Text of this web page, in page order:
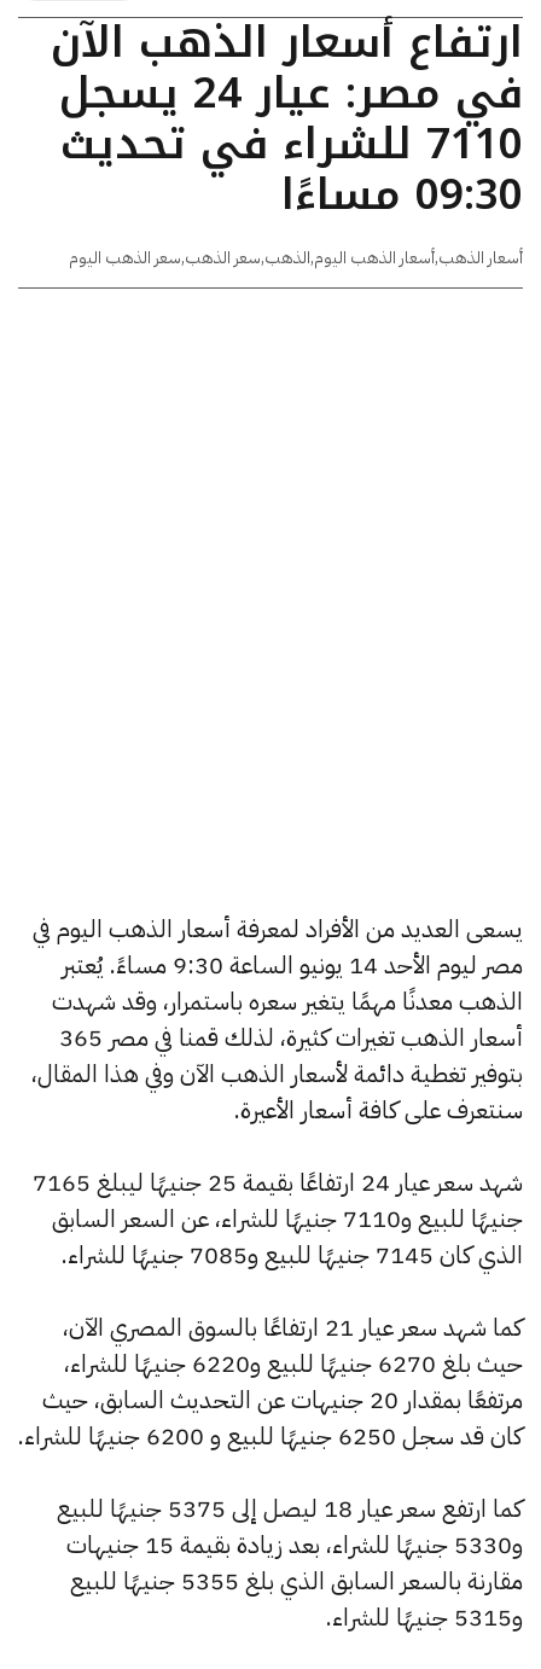
ارتفاع أسعار الذهب الآن
في مصر: عيار 24 يسجل
7110 للشراء في تحديث
09:30 مساءًا
أسعار الذهب,أسعار الذهب اليوم,الذهب,سعر الذهب,سعر الذهب اليوم
يسعى العديد من الأفراد لمعرفة أسعار الذهب اليوم في
مصر ليوم الأحد 14 يونيو الساعة 9:30 مساءً. يُعتبر
الذهب معدنًا مهمًا يتغير سعره باستمرار، وقد شهدت
أسعار الذهب تغيرات كثيرة، لذلك قمنا في مصر 365
بتوفير تغطية دائمة لأسعار الذهب الآن وفي هذا المقال،
سنتعرف على كافة أسعار الأعيرة.
شهد سعر عيار 24 ارتفاعًا بقيمة 25 جنيهًا ليبلغ 7165
جنيهًا للبيع و7110 جنيهًا للشراء، عن السعر السابق
الذي كان 7145 جنيهًا للبيع و7085 جنيهًا للشراء.
كما شهد سعر عيار 21 ارتفاعًا بالسوق المصري الآن،
حيث بلغ 6270 جنيهًا للبيع و6220 جنيهًا للشراء،
مرتفعًا بمقدار 20 جنيهات عن التحديث السابق، حيث
كان قد سجل 6250 جنيهًا للبيع و 6200 جنيهًا للشراء.
كما ارتفع سعر عيار 18 ليصل إلى 5375 جنيهًا للبيع
و5330 جنيهًا للشراء، بعد زيادة بقيمة 15 جنيهات
مقارنة بالسعر السابق الذي بلغ 5355 جنيهًا للبيع
و5315 جنيهًا للشراء.